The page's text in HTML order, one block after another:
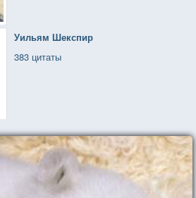
Уильям Шекспир
383 цитаты